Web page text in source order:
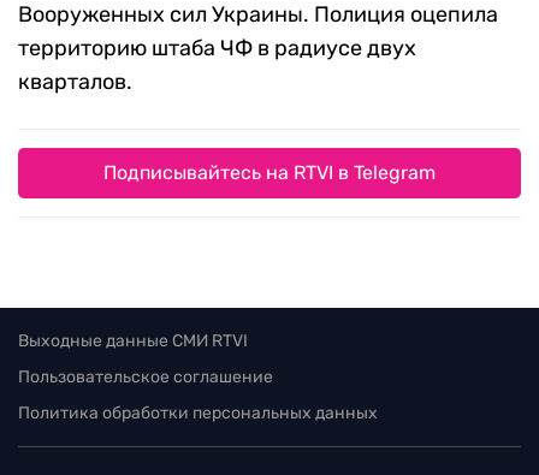
Вооруженных сил Украины. Полиция оцепила
территорию штаба ЧФ в радиусе двух
кварталов.
Подписывайтесь на RTVI в Telegram
Выходные данные СМИ RTVI
Пользовательское соглашение
Политика обработки персональных данных